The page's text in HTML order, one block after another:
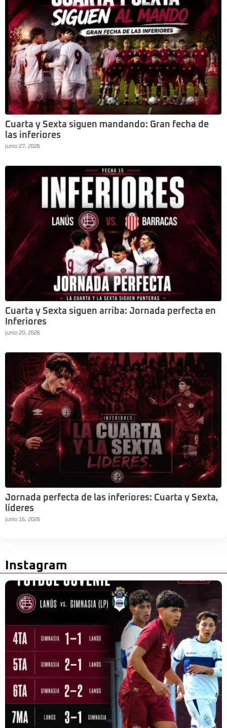
Cuarta y Sexta siguen mandando: Gran fecha de
las inferiores
junio 27, 2026
Cuarta y Sexta siguen arriba: Jornada perfecta en
Inferiores
junio 20, 2026
Jornada perfecta de las inferiores: Cuarta y Sexta,
líderes
junio 16, 2026
Instagram